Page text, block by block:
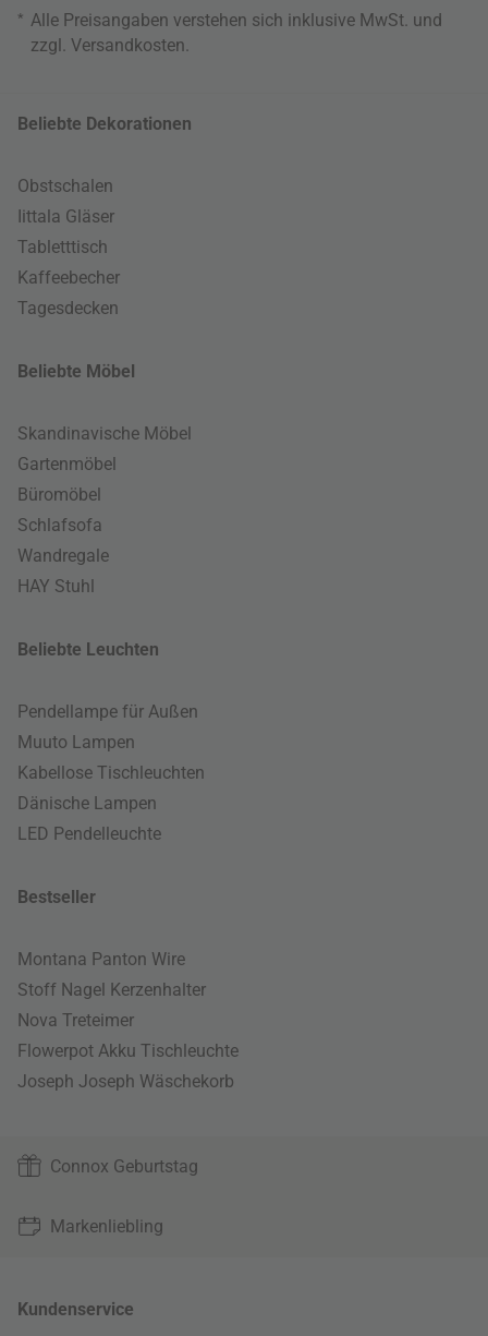
* Alle Preisangaben verstehen sich inklusive MwSt. und
zzgl. Versandkosten
Beliebte Dekorationen
Obstschalen
Iittala Gläser
Tabletttisch
Kaffeebecher
Tagesdecken
Beliebte Möbel
Skandinavische Möbel
Gartenmöbel
Büromöbel
Schlafsofa
Wandregale
HAY Stuhl
Beliebte Leuchten
Pendellampe für Außen
Muuto Lampen
Kabellose Tischleuchten
Dänische Lampen
LED Pendelleuchte
Bestseller
Montana Panton Wire
Stoff Nagel Kerzenhalter
Nova Treteimer
Flowerpot Akku Tischleuchte
Joseph Joseph Wäschekorb
Connox Geburtstag
Markenliebling
Kundenservice